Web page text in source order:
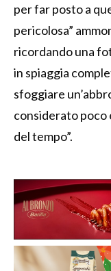
per far posto a
pericolosa”
ricordando una
in spiaggia
sfoggiare
considerato poco
del tempo”.